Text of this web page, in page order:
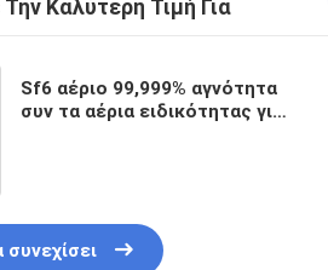
Καλύτερη Τιμή Για
Sf6 αέριο 99,999% αγνότητα
συν τα αέρια ειδικότητας για
συνεχίσει